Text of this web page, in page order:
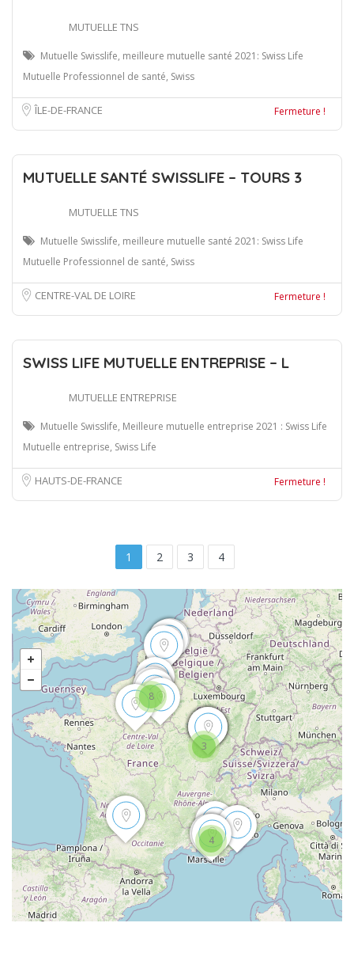
MUTUELLE TNS
Mutuelle Swisslife, meilleure mutuelle santé 2021: Swiss Life
Mutuelle Professionnel de santé, Swiss
ÎLE-DE-FRANCE Fermeture !
MUTUELLE SANTÉ SWISSLIFE – TOURS 3
MUTUELLE TNS
Mutuelle Swisslife, meilleure mutuelle santé 2021: Swiss Life
Mutuelle Professionnel de santé, Swiss
CENTRE-VAL DE LOIRE Fermeture !
SWISS LIFE MUTUELLE ENTREPRISE – L
MUTUELLE ENTREPRISE
Mutuelle Swisslife, Meilleure mutuelle entreprise 2021 : Swiss Life
Mutuelle entreprise, Swiss Life
HAUTS-DE-FRANCE Fermeture !
1 2 3 4
4
3
8